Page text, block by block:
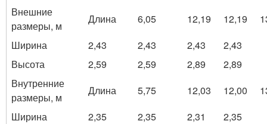
Внешние
размеры, м
Длина 6,05 12,19 12,19
Ширина
2,43 2,43 2,43
2,43
Высота
2,59 2,59 2,89
2,89
Внутренние
размеры, м
Длина 5,75 12,03 12,00
Ширина
2,35 2,35 2,31
2,35